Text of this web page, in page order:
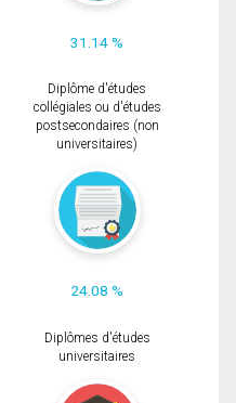
31.14 %
Diplôme d'études
collégiales ou d'études
postsecondaires (non
universitaires)
24.08 %
Diplômes d'études
universitaires